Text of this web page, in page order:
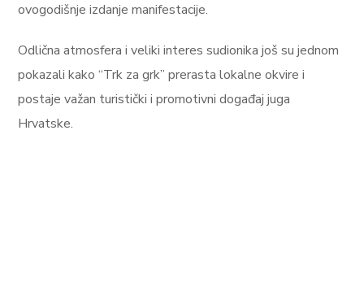
ovogodišnje izdanje manifestacije.
Odlična atmosfera i veliki interes sudionika još su jednom
pokazali kako “Trk za grk” prerasta lokalne okvire i
postaje važan turistički i promotivni događaj juga
Hrvatske.